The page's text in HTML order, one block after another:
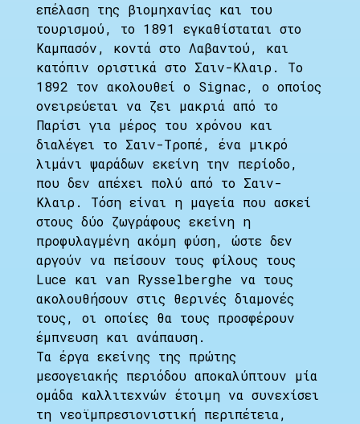
επέλαση της βιομηχανίας και του
τουρισμού, το 1891 εγκαθίσταται στο
Καμπασόν, κοντά στο Λαβαντού, και
κατόπιν οριστικά στο Σαιν-Κλαιρ. Το
1892 τον ακολουθεί ο Signac, ο οποίος
ονειρεύεται να ζει μακριά από το
Παρίσι για μέρος του χρόνου και
διαλέγει το Σαιν-Τροπέ, ένα μικρό
λιμάνι ψαράδων εκείνη την περίοδο,
που δεν απέχει πολύ από το Σαιν-
Κλαιρ. Τόση είναι η μαγεία που ασκεί
στους δύο ζωγράφους εκείνη η
προφυλαγμένη ακόμη φύση, ώστε δεν
αργούν να πείσουν τους φίλους τους
Luce και van Rysselberghe να τους
ακολουθήσουν στις θερινές διαμονές
τους, οι οποίες θα τους προσφέρουν
έμπνευση και ανάπαυση.
Τα έργα εκείνης της πρώτης
μεσογειακής περιόδου αποκαλύπτουν μία
ομάδα καλλιτεχνών έτοιμη να συνεχίσει
τη νεοϊμπρεσιονιστική περιπέτεια,